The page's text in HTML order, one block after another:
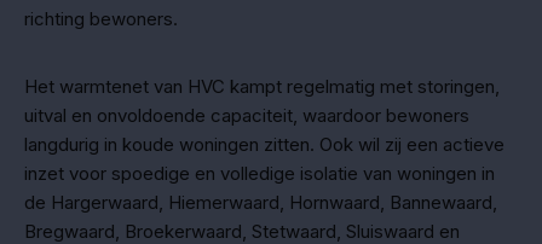
richting bewoners.
Het warmtenet van HVC kampt regelmatig met storingen,
uitval en onvoldoende capaciteit, waardoor bewoners
langdurig in koude woningen zitten. Ook wil zij een actieve
inzet voor spoedige en volledige isolatie van woningen in
de Hargerwaard, Hiemerwaard, Hornwaard, Bannewaard,
Bregwaard, Broekerwaard, Stetwaard, Sluiswaard en